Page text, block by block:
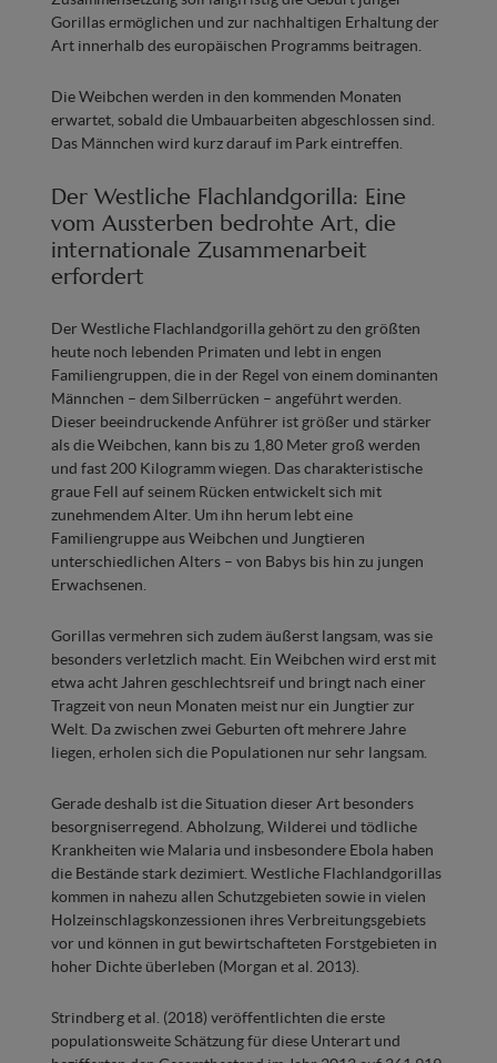
Gorillas ermöglichen und zur nachhaltigen Erhaltung der
Art innerhalb des europäischen Programms beitragen.
Die Weibchen werden in den kommenden Monaten
erwartet, sobald die Umbauarbeiten abgeschlossen sind.
Das Männchen wird kurz darauf im Park eintreffen.
Der Westliche Flachlandgorilla: Eine
vom Aussterben bedrohte Art, die
internationale Zusammenarbeit
erfordert
Der Westliche Flachlandgorilla gehört zu den größten
heute noch lebenden Primaten und lebt in engen
Familiengruppen, die in der Regel von einem dominanten
Männchen – dem Silberrücken – angeführt werden.
Dieser beeindruckende Anführer ist größer und stärker
als die Weibchen, kann bis zu 1,80 Meter groß werden
und fast 200 Kilogramm wiegen. Das charakteristische
graue Fell auf seinem Rücken entwickelt sich mit
zunehmendem Alter. Um ihn herum lebt eine
Familiengruppe aus Weibchen und Jungtieren
unterschiedlichen Alters – von Babys bis hin zu jungen
Erwachsenen.
Gorillas vermehren sich zudem äußerst langsam, was sie
besonders verletzlich macht. Ein Weibchen wird erst mit
etwa acht Jahren geschlechtsreif und bringt nach einer
Tragzeit von neun Monaten meist nur ein Jungtier zur
Welt. Da zwischen zwei Geburten oft mehrere Jahre
liegen, erholen sich die Populationen nur sehr langsam.
Gerade deshalb ist die Situation dieser Art besonders
besorgniserregend. Abholzung, Wilderei und tödliche
Krankheiten wie Malaria und insbesondere Ebola haben
die Bestände stark dezimiert. Westliche Flachlandgorillas
kommen in nahezu allen Schutzgebieten sowie in vielen
Holzeinschlagskonzessionen ihres Verbreitungsgebiets
vor und können in gut bewirtschafteten Forstgebieten in
hoher Dichte überleben (Morgan et al. 2013).
Strindberg et al. (2018) veröffentlichten die erste
populationsweite Schätzung für diese Unterart und